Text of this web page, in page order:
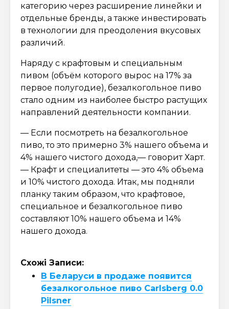
категорию через расширение линейки и
отдельные бренды, а также инвестировать
в технологии для преодоления вкусовых
различий.
Наряду с крафтовым и специальным
пивом (объём которого вырос на 17% за
первое полугодие), безалкогольное пиво
стало одним из наиболее быстро растущих
направлений деятельности компании.
— Если посмотреть на безалкогольное
пиво, то это примерно 3% нашего объема и
4% нашего чистого дохода,— говорит Харт.
— Крафт и специалитеты — это 4% объема
и 10% чистого дохода. Итак, мы подняли
планку таким образом, что крафтовое,
специальное и безалкогольное пиво
составляют 10% нашего объема и 14%
нашего дохода.
Схожі Записи:
В Беларуси в продаже появится
безалкогольное пиво Carlsberg 0.0
Pilsner